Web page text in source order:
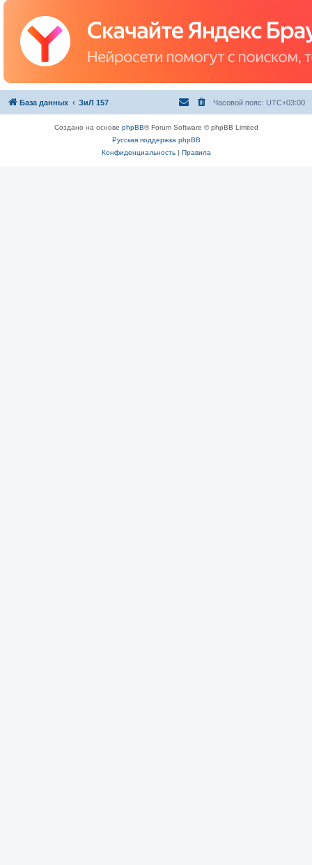
База данных ЗиЛ 157 Часовой пояс: UTC+03:00
Создано на основе phpBB® Forum Software © phpBB Limited
Русская поддержка phpBB
Конфиденциальность| Правила